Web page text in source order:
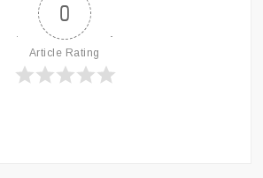
0
Article Rating